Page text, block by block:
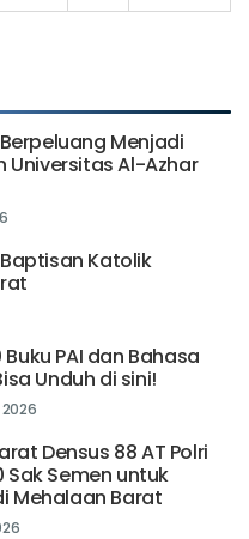
Menjadi
Universitas Al-Azhar
Katolik
PAI dan Bahasa
Unduh di sini!
Densus 88 AT Polri
Sak Semen untuk
Mehalaan Barat